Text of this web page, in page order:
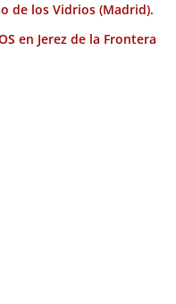
de los Vidrios (Madrid).
en Jerez de la Frontera